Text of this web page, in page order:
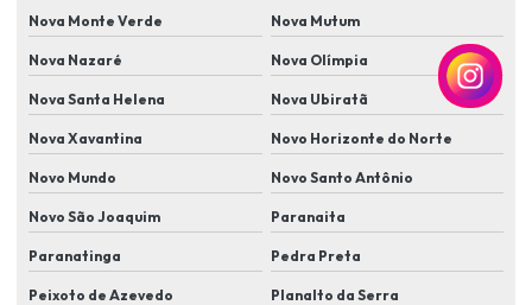
Instalação de sistema de alarme
Instalação de sistema de cameras de segurança
Instalação de sistema de monitoramento
Instalação de sistema de segurança com câmera e alarme
Instalação de sistema de vigilância para casa
Nova Monte Verde Nova Mutum
Nova Nazaré Nova Olímpia
Nova Santa Helena Nova Ubiratã
Nova Xavantina Novo Horizonte do Norte
Novo Mundo Novo Santo Antônio
Novo São Joaquim Paranaita
Paranatinga Pedra Preta
Peixoto de Azevedo Planalto da Serra